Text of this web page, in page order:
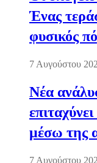
Ένας
φυσικός
7 Αυγούστου
Νέα
μέσω της
7 Αυγούστου